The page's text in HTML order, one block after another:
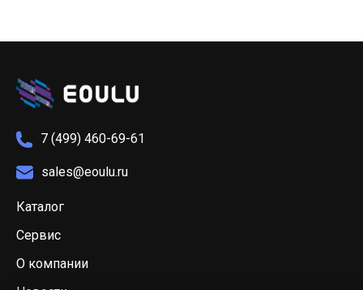
7 (499) 460-69-61
sales@eoulu.ru
О компании
Каталог
Сервис